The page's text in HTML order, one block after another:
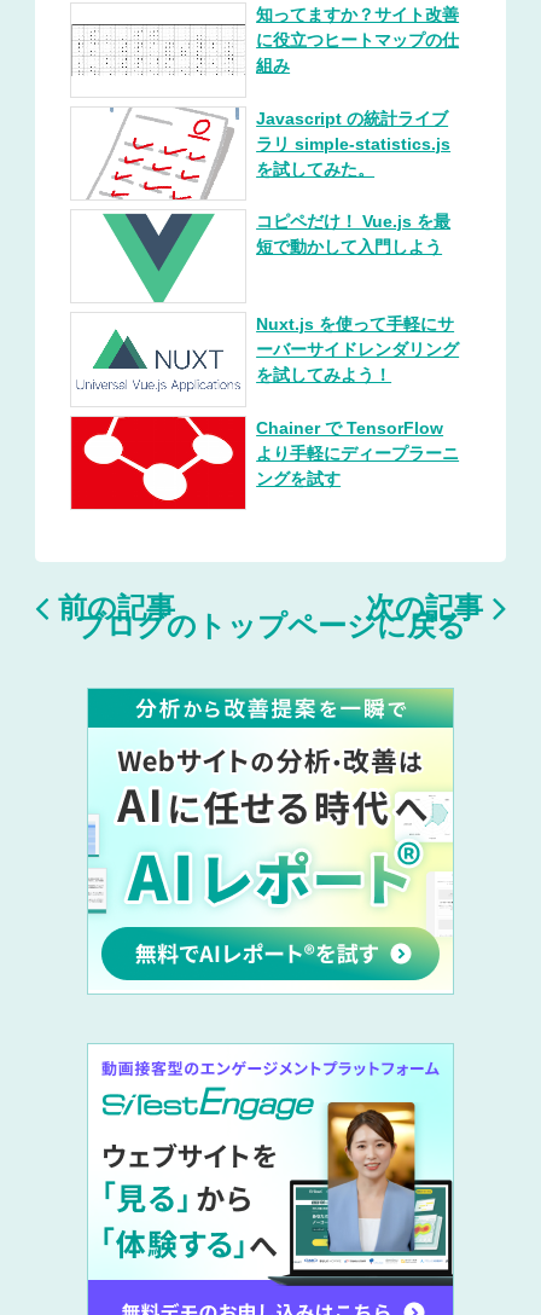
知ってますか？サイト改善
に役立つヒートマップの仕
組み
Javascript の統計ライブ
ラリ simple-statistics.js
を試してみた。
コピペだけ！ Vue.js を最
短で動かして入門しよう
Nuxt.js を使って手軽にサ
ーバーサイドレンダリング
を試してみよう！
Chainer で TensorFlow
より手軽にディープラーニ
ングを試す
前の記事 次の記事
ブログのトップページに戻る